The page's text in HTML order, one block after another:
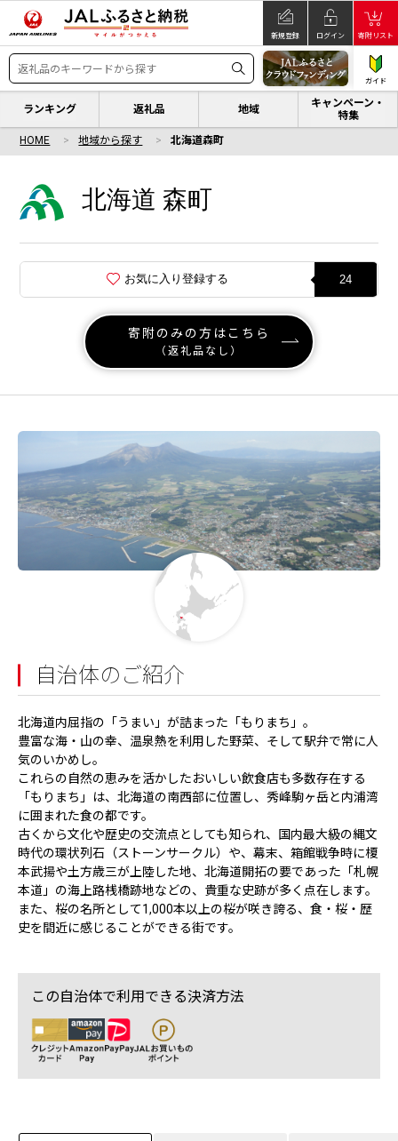
新規登録 ログイン 寄附リスト
ガイド
ランキング 返礼品 地域
キャンペーン・
特集
HOME 地域から探す 北海道森町
北海道 森町
お気に入り登録する 24
寄附のみの方はこちら
（返礼品なし）
自治体のご紹介
北海道内屈指の「うまい」が詰まった「もりまち」。
豊富な海・山の幸、温泉熱を利用した野菜、そして駅弁で常に人
気のいかめし。
これらの自然の恵みを活かしたおいしい飲食店も多数存在する
「もりまち」は、北海道の南西部に位置し、秀峰駒ヶ岳と内浦湾
に囲まれた食の都です。
古くから文化や歴史の交流点としても知られ、国内最大級の縄文
時代の環状列石（ストーンサークル）や、幕末、箱館戦争時に榎
本武揚や土方歳三が上陸した地、北海道開拓の要であった「札幌
本道」の海上路桟橋跡地などの、貴重な史跡が多く点在します。
また、桜の名所として1,000本以上の桜が咲き誇る、食・桜・歴
史を間近に感じることができる街です。
この自治体で利用できる決済方法